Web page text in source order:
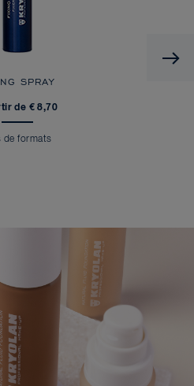
SPRAY
de € 8,70
de formats